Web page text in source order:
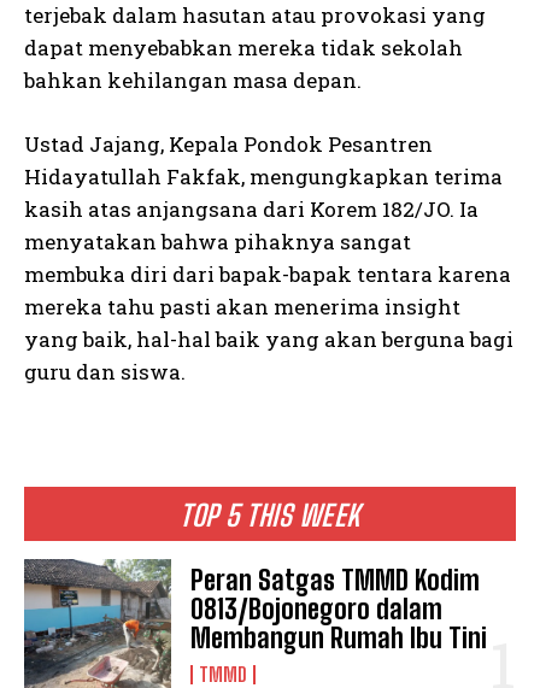
TOP 5 THIS WEEK
Peran Satgas TMMD Kodim
0813/Bojonegoro dalam
Membangun Rumah Ibu Tini
TMMD
terjebak dalam hasutan atau provokasi yang
dapat menyebabkan mereka tidak sekolah
bahkan kehilangan masa depan.
Ustad Jajang, Kepala Pondok Pesantren
Hidayatullah Fakfak, mengungkapkan terima
kasih atas anjangsana dari Korem 182/JO. Ia
menyatakan bahwa pihaknya sangat
membuka diri dari bapak-bapak tentara karena
mereka tahu pasti akan menerima insight
yang baik, hal-hal baik yang akan berguna bagi
guru dan siswa.